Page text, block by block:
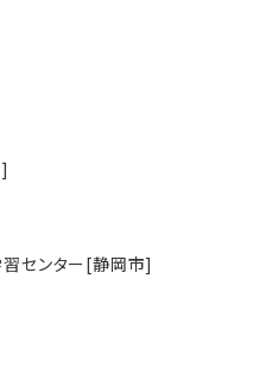
センター[静岡市]